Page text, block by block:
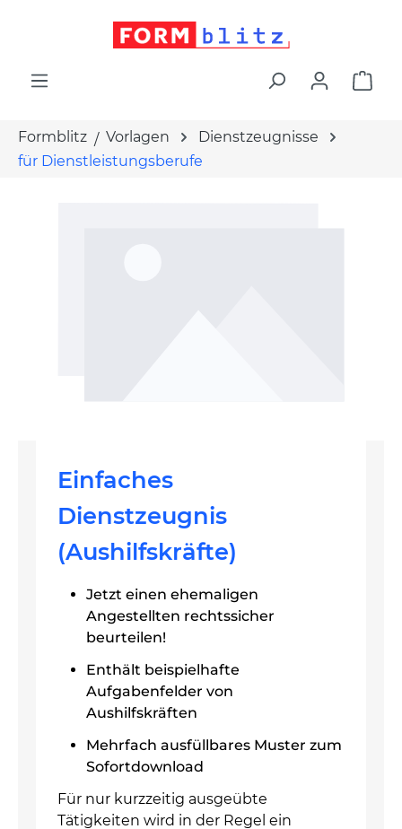
Formblitz Vorlagen
Dienstzeugnisse
für Dienstleistungsberufe
Einfaches
Dienstzeugnis
(Aushilfskräfte)
Jetzt einen ehemaligen
Angestellten rechtssicher
beurteilen!
Enthält beispielhafte
Aufgabenfelder von
Aushilfskräften
Mehrfach ausfüllbares Muster zum
Sofortdownload
Für nur kurzzeitig ausgeübte
Tätigkeiten wird in der Regel ein